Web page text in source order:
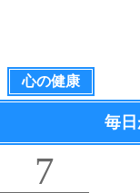
心の健康
毎日
7